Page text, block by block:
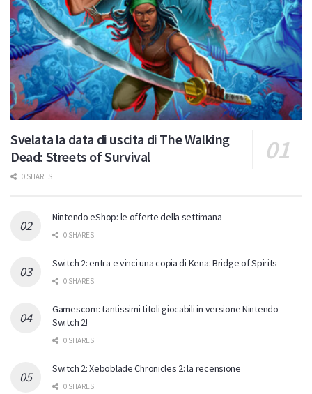
Svelata la data di uscita di The Walking
Dead: Streets of Survival
0 SHARES
Nintendo eShop: le offerte della settimana
0 SHARES
Switch 2: entra e vinci una copia di Kena: Bridge of Spirits
0 SHARES
Gamescom: tantissimi titoli giocabili in versione Nintendo
Switch 2!
0 SHARES
Switch 2: Xeboblade Chronicles 2: la recensione
0 SHARES